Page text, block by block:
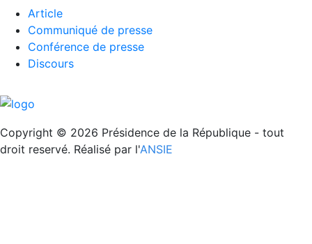
Article
Communiqué de presse
Conférence de presse
Discours
Copyright © 2026 Présidence de la République - tout
droit reservé. Réalisé par l'ANSIE